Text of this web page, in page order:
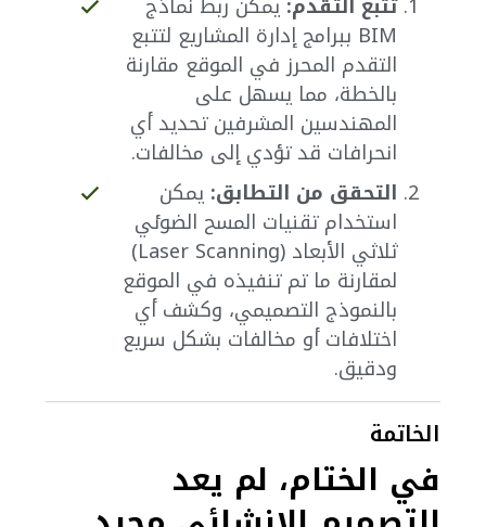
BIM ببرامج إدارة المشاريع لتتبع
التقدم المحرز في الموقع مقارنة
بالخطة، مما يسهل على
المهندسين المشرفين تحديد أي
انحرافات قد تؤدي إلى مخالفات.
التحقق من التطابق: يمكن
استخدام تقنيات المسح الضوئي
ثلاثي الأبعاد (Laser Scanning)
لمقارنة ما تم تنفيذه في الموقع
بالنموذج التصميمي، وكشف أي
اختلافات أو مخالفات بشكل سريع
ودقيق.
الخاتمة
في الختام، لم يعد